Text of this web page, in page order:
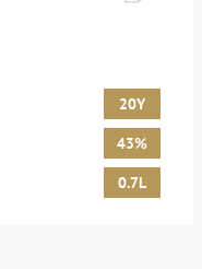
20Y
43%
0.7L